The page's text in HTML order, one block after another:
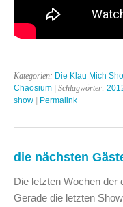
Kategorien: Die Klau Mich
Chaosium | Schlagwörter:
show | Permalink
die nächsten
Die letzten Wochen der
Gerade die letzten